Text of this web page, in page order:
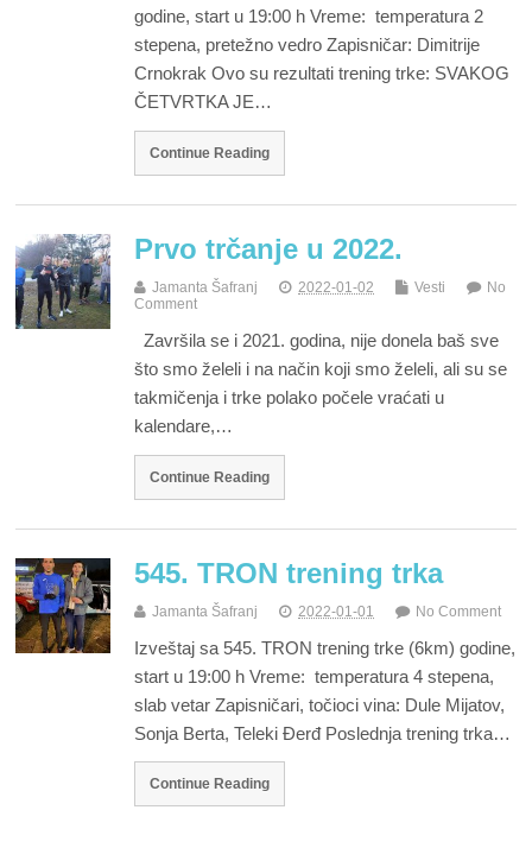
godine, start u 19:00 h Vreme: temperatura 2
stepena, pretežno vedro Zapisničar: Dimitrije
Crnokrak Ovo su rezultati trening trke: SVAKOG
ČETVRTKA JE…
Continue Reading
Prvo trčanje u 2022.
Jamanta Šafranj 2022-01-02 Vesti
No
Comment
Završila se i 2021. godina, nije donela baš sve
što smo želeli i na način koji smo želeli, ali su se
takmičenja i trke polako počele vraćati u
kalendare,…
Continue Reading
545. TRON trening trka
Jamanta Šafranj 2022-01-01 No Comment
Izveštaj sa 545. TRON trening trke (6km) godine,
start u 19:00 h Vreme: temperatura 4 stepena,
slab vetar Zapisničari, točioci vina: Dule Mijatov,
Sonja Berta, Teleki Đerđ Poslednja trening trka…
Continue Reading